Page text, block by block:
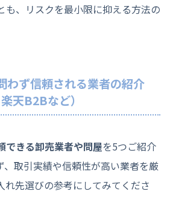
も、リスクを最小限に抑える方法の
ず信頼される業者の紹介
天B2Bなど）
できる卸売業者や問屋を5つご紹介
、取引実績や信頼性が高い業者を厳
れ先選びの参考にしてみてくださ